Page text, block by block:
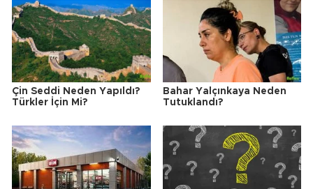
Çin Seddi Neden Yapıldı?
Türkler İçin Mi?
Bahar Yalçınkaya Neden
Tutuklandı?